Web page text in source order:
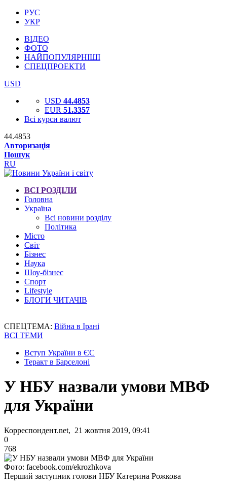
РУС
УКР
ВІДЕО
ФОТО
НАЙПОПУЛЯРНІШІ
СПЕЦПРОЕКТИ
USD
USD 44.4853
EUR 51.3357
Всі курси валют
44.4853
Авторизація
Пошук
RU
ВСІ РОЗДІЛИ
Головна
Україна
Всі новини розділу
Політика
Місто
Світ
Бізнес
Наука
Шоу-бізнес
Спорт
Lifestyle
БЛОГИ ЧИТАЧІВ
СПЕЦТЕМА: Війна в Ірані
ВСІ ТЕМИ
Вступ України в ЄС
Теракт в Барселоні
У НБУ назвали умови МВФ
для України
Корреспондент.net, 21 жовтня 2019, 09:41
0
768
Фото: facebook.com/ekrozhkova
Перший заступник голови НБУ Катерина Рожкова